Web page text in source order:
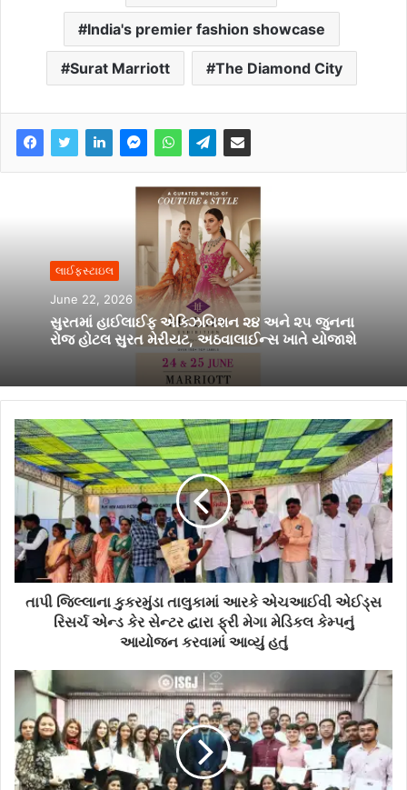
India's premier fashion showcase
Surat Marriott The Diamond City
લાઈફસ્ટાઇલ
June 22, 2026
સુરતમાં હાઈલાઈફ એક્ઝિબિશન ૨૪ અને ૨૫ જુનના
રોજ હોટલ સુરત મેરીયટ, અઠવાલાઈન્સ ખાતે યોજાશે
તાપી જિલ્લાના કુકરમુંડા તાલુકામાં આરકે એચઆઈવી એઈડ્સ
રિસર્ચ એન્ડ કેર સેન્ટર દ્વારા ફ્રી મેગા મેડિકલ કેમ્પનું
આયોજન કરવામાં આવ્યું હતું